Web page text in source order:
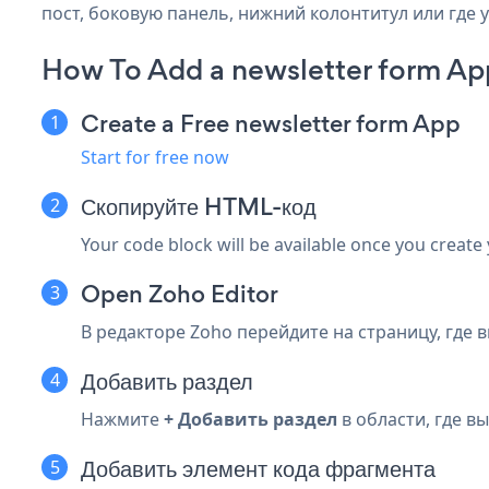
пост, боковую панель, нижний колонтитул или где
How To Add a newsletter form
Create a Free newsletter form App
Start for free now
Скопируйте HTML-код
Your code block will be available once you
Open Zoho Editor
В редакторе Zoho перейдите на страницу,
Добавить раздел
Нажмите+ Добавить раздел в области, где
Добавить элемент кода фрагмента